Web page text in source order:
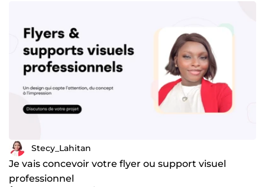
Stecy_Lahitan
Je vais concevoir votre flyer ou support visuel
professionnel